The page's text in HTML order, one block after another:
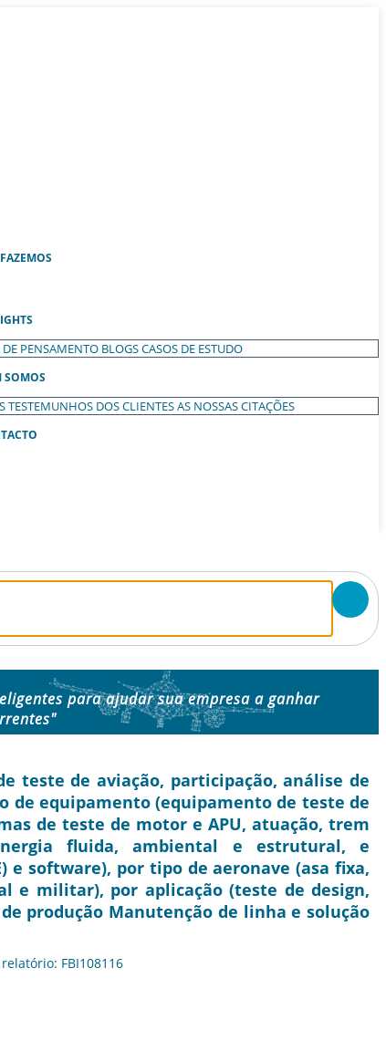
PENSAMENTO BLOGSCASOS DE ESTUDO
SOMOS
TESTEMUNHOS DOS CLIENTESAS NOSSAS CITAÇÕES
para ajudar sua empresa a ganhar
teste de aviação, participação, análise de
de equipamento (equipamento de teste de
de teste de motor e APU, atuação, trem
fluida, ambiental e estrutural, e
e software), por tipo de aeronave (asa fixa,
e militar), por aplicação (teste de design,
produção Manutenção de linha e solução
FBI108116